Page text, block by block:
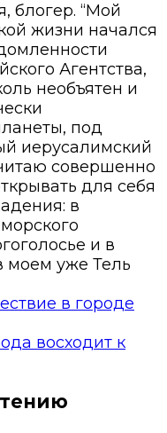
блогер. “Мой
жизни начался
Агентства,
необъятен и
под
иерусалимский
совершенно
для себя
в
и в
моем уже Тель
в городе
восходит к